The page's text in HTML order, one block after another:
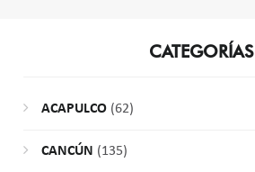
CATEGORÍAS
ACAPULCO(62)
CANCÚN (135)